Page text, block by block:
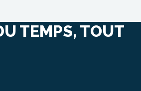
TEMPS, TOUT